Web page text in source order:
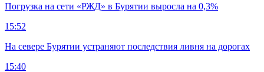
Погрузка на сети «РЖД» в Бурятии выросла на 0,3%
15:52
На севере Бурятии устраняют последствия ливня на дорогах
15:40